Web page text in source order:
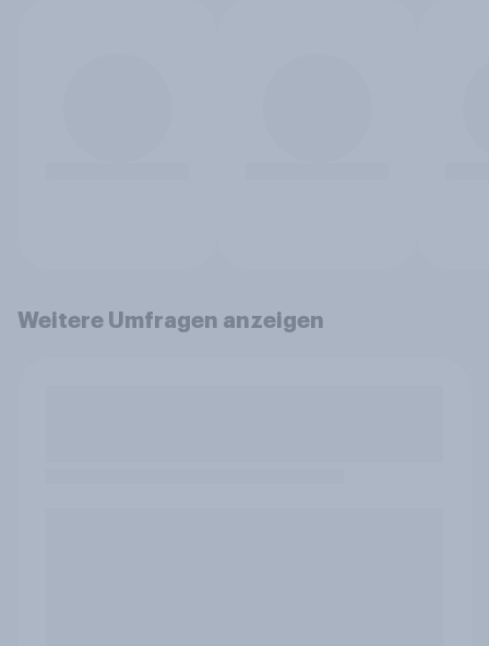
Weitere Umfragen anzeigen